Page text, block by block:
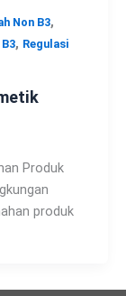
Non B3,
, Regulasi
Produk
produk